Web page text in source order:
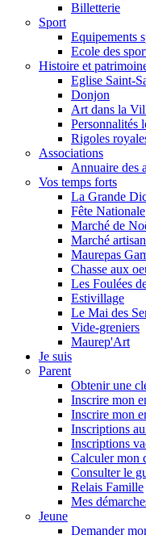
Billetterie
Sport
Equipements
Ecole des
Histoire et
Eglise Saint-
Donjon
Art dans la
Personnalités
Rigoles
Associations
Annuaire des
Vos temps forts
La Grande
Fête Nationale
Marché de
Marché
Maurepas
Chasse aux
Les Foulées
Estivillage
Le Mai des
Vide-greniers
Maurep'Art
Je suis
Parent
Obtenir une
Inscrire mon
Inscrire mon
Inscriptions
Inscriptions
Calculer mon
Consulter le
Relais Famille
Mes
Jeune
Demander